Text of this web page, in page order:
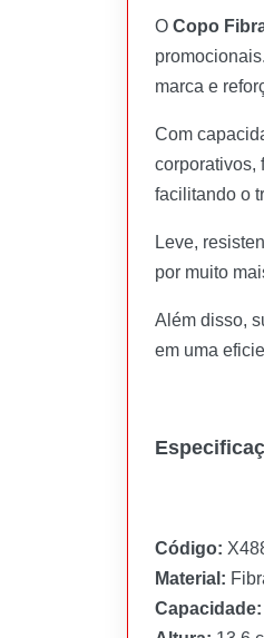
O Copo
marca e
Com
corporativos,
facilitando o
Leve,
por muito
Além disso,
em uma
Código:
Material:
Capacidade: